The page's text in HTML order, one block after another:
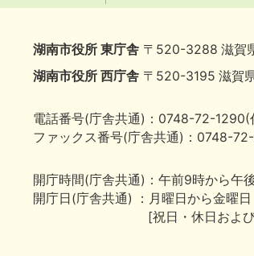
湖南市役所 東庁舎 〒520-3288 滋賀
湖南市役所 西庁舎 〒520-3195 滋賀
電話番号(庁舎共通)：0748-72-
ファックス番号(庁舎共通)：0748-
開庁時間(庁舎共通)：午前9時から午
開庁日(庁舎共通) ：月曜日から金曜日
[祝日・休日およ